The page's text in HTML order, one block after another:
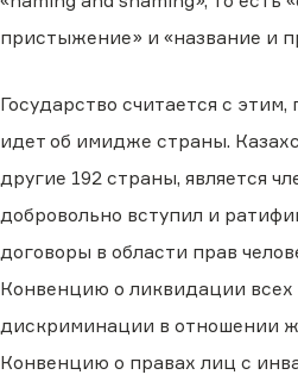
пристыжение» и «название и
Государство считается с этим,
идет об имидже страны.
другие 192 страны, является
добровольно вступил и
договоры в области прав
Конвенцию о ликвидации
дискриминации в отношении
Конвенцию о правах лиц с